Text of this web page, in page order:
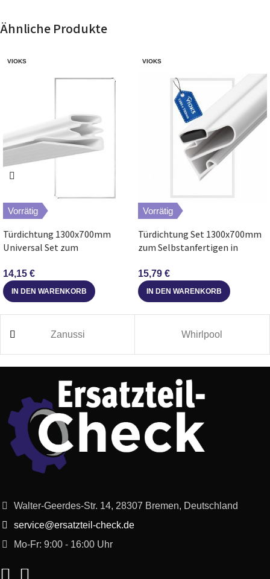
Ähnliche Produkte
VIOKS
Vorrätig
Türdichtung 1300x700mm
Universal Set zum
14,15 €
IN DEN WARENKORB
VIOKS
Vorrätig
Türdichtung Set 1300x700mm
zum Selbstanfertigen in
15,79 €
IN DEN WARENKORB
Zanussi Whirlpool
Walter-Geerdes-Str. 14, 28307 Bremen, Deutschland
service@ersatzteil-check.de
Mo-Fr: 9:00 - 16:00 Uhr